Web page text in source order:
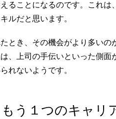
ることになるのです。これは
ルだと思います。
とき、その機会がより多いの
、上司の手伝いといった側面
れないようです。
う１つのキャリ